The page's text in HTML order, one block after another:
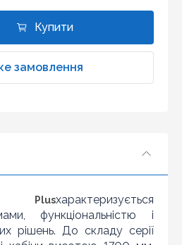
Купити
замовлення
Plusхарактеризується
функціональністю і
рішень. До складу серії